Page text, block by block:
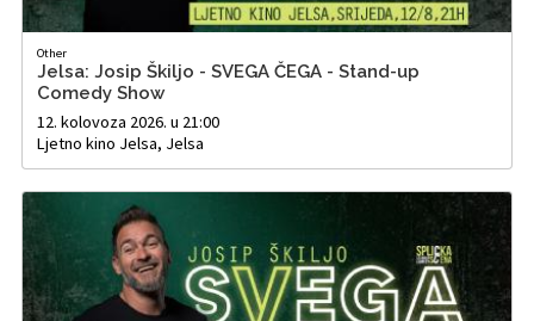
Other
Jelsa: Josip Škiljo - SVEGA ČEGA - Stand-up
Comedy Show
12. kolovoza 2026. u 21:00
Ljetno kino Jelsa, Jelsa